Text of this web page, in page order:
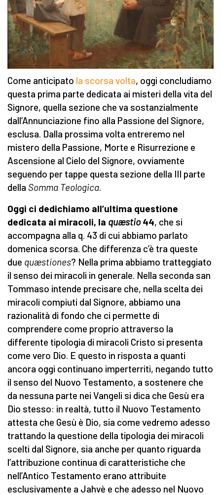
Come anticipato la scorsa volta, oggi concludiamo
questa prima parte dedicata ai misteri della vita del
Signore, quella sezione che va sostanzialmente
dall’Annunciazione fino alla Passione del Signore,
esclusa. Dalla prossima volta entreremo nel
mistero della Passione, Morte e Risurrezione e
Ascensione al Cielo del Signore, ovviamente
seguendo per tappe questa sezione della III parte
della Somma Teologica.
Oggi ci dedichiamo all’ultima questione
dedicata ai miracoli, la quæstio 44, che si
accompagna alla q. 43 di cui abbiamo parlato
domenica scorsa. Che differenza c’è tra queste
due quæstiones? Nella prima abbiamo tratteggiato
il senso dei miracoli in generale. Nella seconda san
Tommaso intende precisare che, nella scelta dei
miracoli compiuti dal Signore, abbiamo una
razionalità di fondo che ci permette di
comprendere come proprio attraverso la
differente tipologia di miracoli Cristo si presenta
come vero Dio. E questo in risposta a quanti
ancora oggi continuano imperterriti, negando tutto
il senso del Nuovo Testamento, a sostenere che
da nessuna parte nei Vangeli si dica che Gesù era
Dio stesso: in realtà, tutto il Nuovo Testamento
attesta che Gesù è Dio, sia come vedremo adesso
trattando la questione della tipologia dei miracoli
scelti dal Signore, sia anche per quanto riguarda
l’attribuzione continua di caratteristiche che
nell’Antico Testamento erano attribuite
esclusivamente a Jahvè e che adesso nel Nuovo